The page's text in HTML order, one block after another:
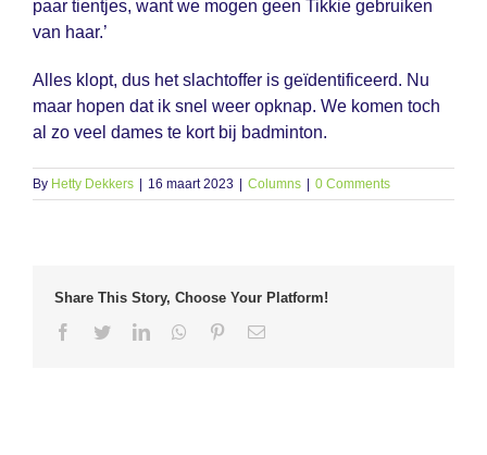
paar tientjes, want we mogen geen Tikkie gebruiken
van haar.’
Alles klopt, dus het slachtoffer is geïdentificeerd. Nu
maar hopen dat ik snel weer opknap. We komen toch
al zo veel dames te kort bij badminton.
By Hetty Dekkers 16 maart 2023 Columns 0 Comments
Share This Story, Choose Your Platform!
Facebook
TwitterLinkedInWhatsappPinterestEmail